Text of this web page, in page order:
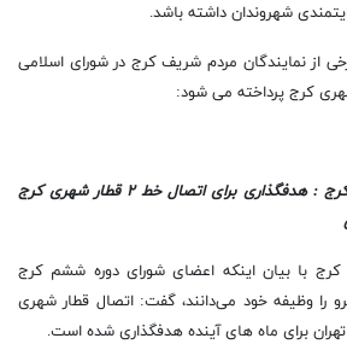
شهروندان داشته باشد.
از نمایندگان مردم شریف کرج در شورای اسلامی
کرج پرداخته می شود:
رئیس شورای اسلامی شهر کرج : هدفگذاری برای اتصال خط ۲ قطار شهری کرج
با بیان اینکه اعضای شورای دوره ششم کرج
را وظیفه خود می‌دانند، گفت: اتصال قطار شهری
برای ماه های آینده هدفگذاری شده است.